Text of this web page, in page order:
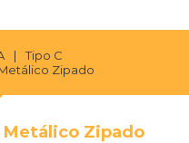
|
Tipo C
Zipado
Metálico Zipado